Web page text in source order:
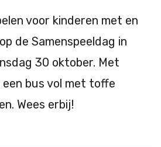
voor kinderen met en
de Samenspeeldag in
30 oktober. Met
bus vol met toffe
Wees erbij!